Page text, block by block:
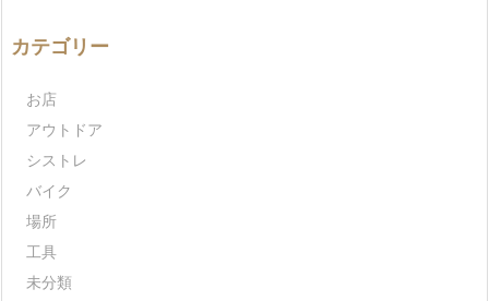
カテゴリー
お店
アウトドア
シストレ
バイク
場所
工具
未分類